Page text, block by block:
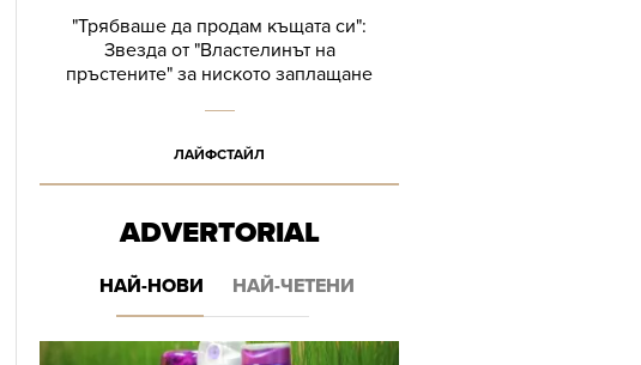
"Трябваше да продам къщата си":
Звезда от "Властелинът на
пръстените" за ниското заплащане
ЛАЙФСТАЙЛ
ADVERTORIAL
НАЙ-НОВИ НАЙ-ЧЕТЕНИ